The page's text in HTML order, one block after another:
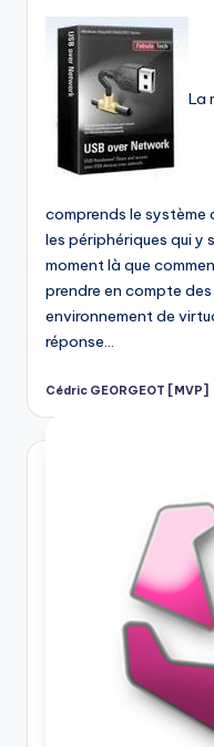
La
comprends le système
les périphériques qui y
moment là que
prendre en compte
environnement de
réponse…
Posted
Cédric GEORGEOT [MVP]